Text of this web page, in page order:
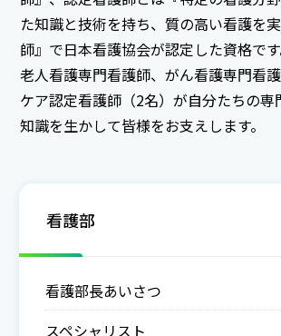
た知識と技術を持ち、質の高い看護を
師』で日本看護協会が認定した資格です
老人看護専門看護師、がん看護専門看
ケア認定看護師（2名）が自分たちの専
知識を生かして皆様をお支えします。
看護部
看護部長あいさつ
スペシャリスト